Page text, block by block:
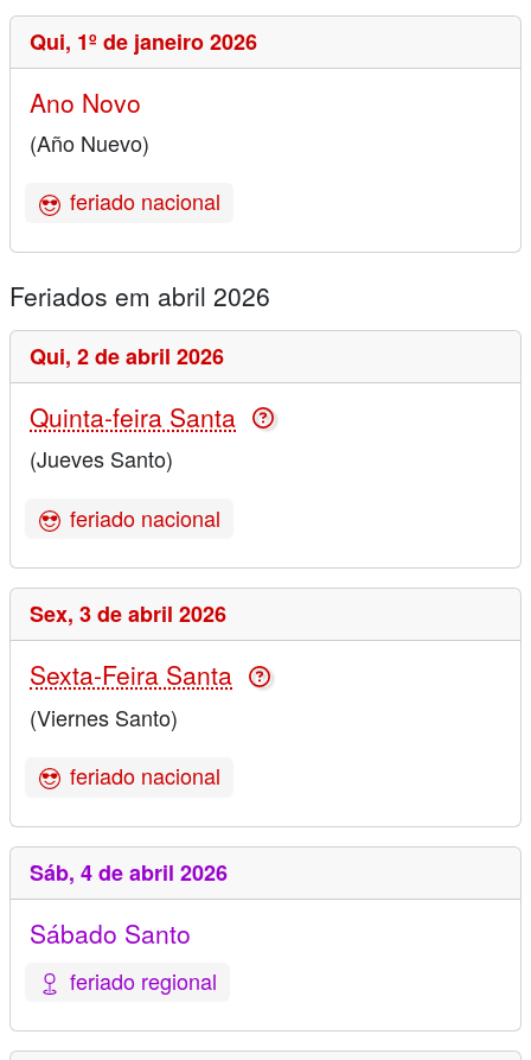
Qui, 1º de janeiro 2026
Ano Novo
(Año Nuevo)
feriado nacional
Feriados em abril 2026
Qui, 2 de abril 2026
Quinta-feira Santa
(Jueves Santo)
feriado nacional
Sex, 3 de abril 2026
Sexta-Feira Santa
(Viernes Santo)
feriado nacional
Sáb, 4 de abril 2026
Sábado Santo
feriado regional